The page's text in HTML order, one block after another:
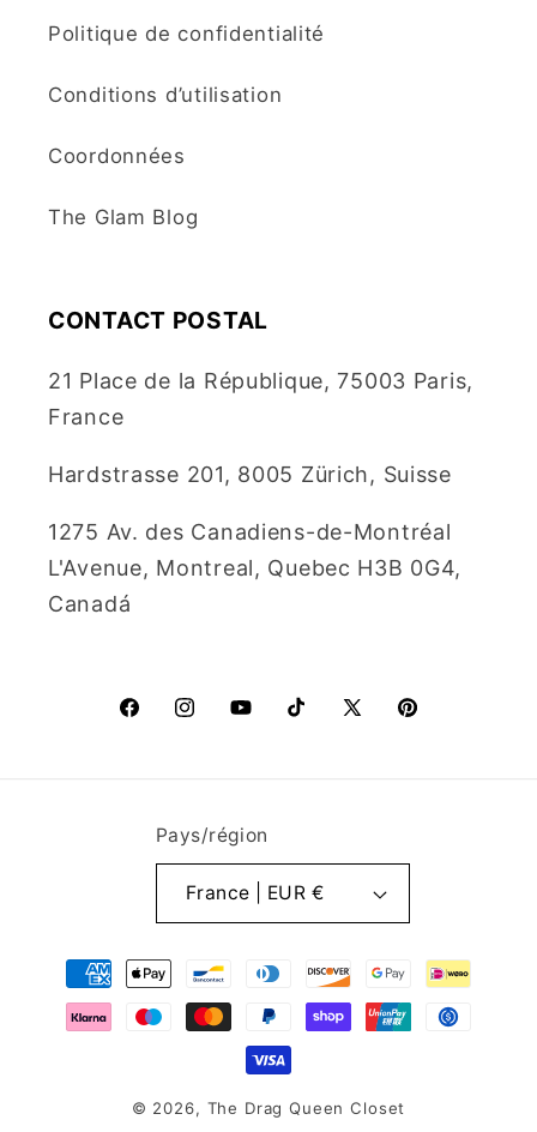
Politique de confidentialité
Conditions d’utilisation
Coordonnées
The Glam Blog
CONTACT POSTAL
21 Place de la République, 75003 Paris,
France
Hardstrasse 201, 8005 Zürich, Suisse
1275 Av. des Canadiens-de-Montréal
L'Avenue, Montreal, Quebec H3B 0G4,
Canadá
FacebookInstagramYouTubeTikTokX
Pinterest
Pays/région
France | EUR €
Moyens
de
paiement
© 2026, The Drag Queen Closet